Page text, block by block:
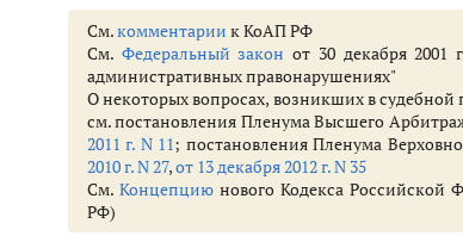
охраны собственности (ст. 7.1 - 7.35)
охраны окружающей среды, природопользования и
строительстве и энергетике (ст. 9.1 - 9.24)
хозяйстве, ветеринарии и мелиорации земель (ст. 10.1 -
(ст. 11.1 - 11.33)
дорожного движения (ст. 12.1 - 12.37)
связи и информации (ст. 13.1 - 13.56)
предпринимательской деятельности и деятельности
финансов, налогов и сборов, страхования, рынка
См.комментарии к КоАП РФ
См. Федеральный закон от 30 декабря 2001
административных правонарушениях"
О некоторых вопросах, возникших в
см. постановления Пленума Высшего
2011 г. N 11; постановления Пленума
2010 г. N 27,от 13 декабря 2012 г. N 35
См. Концепциюнового Кодекса Российской
РФ)